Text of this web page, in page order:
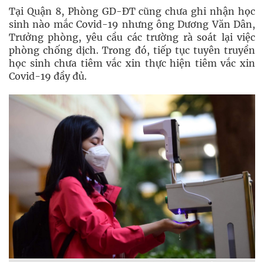
Tại Quận 8, Phòng GD-ĐT cũng chưa ghi nhận học
sinh nào mắc Covid-19 nhưng ông Dương Văn Dân,
Trưởng phòng, yêu cầu các trường rà soát lại việc
phòng chống dịch. Trong đó, tiếp tục tuyên truyền
học sinh chưa tiêm vắc xin thực hiện tiêm vắc xin
Covid-19 đầy đủ.